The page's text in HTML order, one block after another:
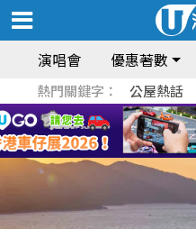
演唱會 優惠著數
熱門關鍵字： 公屋熱話